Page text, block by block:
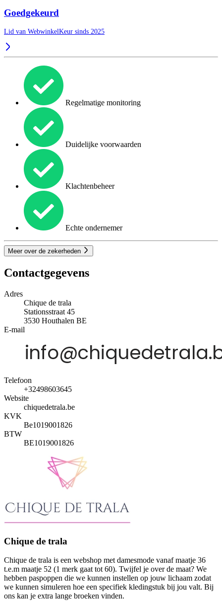
Goedgekeurd
Lid van WebwinkelKeur sinds 2025
Regelmatige monitoring
Duidelijke voorwaarden
Klachtenbeheer
Echte ondernemer
Meer over de zekerheden
Contactgegevens
Adres
Chique de trala
Stationsstraat 45
3530 Houthalen BE
E-mail
Telefoon
+32498603645
Website
chiquedetrala.be
KVK
Be1019001826
BTW
BE1019001826
Chique de trala
Chique de trala is een webshop met damesmode vanaf maatje 36
t.e.m maatje 52 (1 merk gaat tot 60). Twijfel je over de maat? We
hebben paspoppen die we kunnen instellen op jouw lichaam zodat
we kunnen simuleren hoe een specifiek kledingstuk bij jou valt. Bij
ons kan je extra lange broeken vinden.